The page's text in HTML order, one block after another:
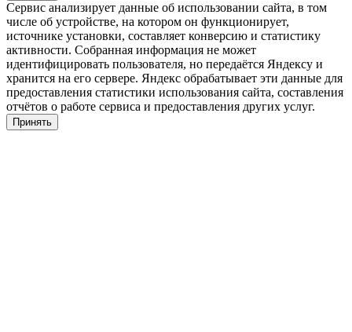
Сервис анализирует данные об использовании сайта, в том
числе об устройстве, на котором он функционирует,
источнике установки, составляет конверсию и статистику
активности. Собранная информация не может
идентифицировать пользователя, но передаётся Яндексу и
хранится на его сервере. Яндекс обрабатывает эти данные для
предоставления статистики использования сайта, составления
отчётов о работе сервиса и предоставления других услуг.
Принять